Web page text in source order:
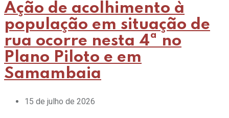
Ação de acolhimento à
população em situação de
rua ocorre nesta 4ª no
Plano Piloto e em
Samambaia
15 de julho de 2026